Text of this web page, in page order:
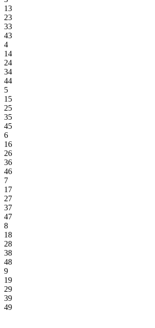
13
23
33
43
4
14
24
34
44
5
15
25
35
45
6
16
26
36
46
7
17
27
37
47
8
18
28
38
48
9
19
29
39
49